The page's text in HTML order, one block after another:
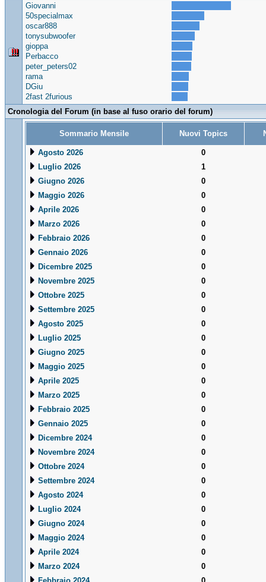
Giovanni
50specialmax
oscar888
tonysubwoofer
gioppa
Perbacco
peter_peters02
rama
DGiu
2fast 2furious
Cronologia del Forum (in base al fuso orario del forum)
Sommario Mensile Nuovi Topics
Agosto 2026
0
Luglio 2026
1
Giugno 2026
0
Maggio 2026
0
Aprile 2026
0
Marzo 2026
0
Febbraio 2026
0
Gennaio 2026
0
Dicembre 2025
0
Novembre 2025
0
Ottobre 2025
0
Settembre 2025
0
Agosto 2025
0
Luglio 2025
0
Giugno 2025
0
Maggio 2025
0
Aprile 2025
0
Marzo 2025
0
Febbraio 2025
0
Gennaio 2025
0
Dicembre 2024
0
Novembre 2024
0
Ottobre 2024
0
Settembre 2024
0
Agosto 2024
0
Luglio 2024
0
Giugno 2024
0
Maggio 2024
0
Aprile 2024
0
Marzo 2024
0